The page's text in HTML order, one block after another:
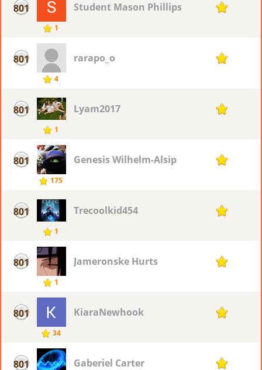
801
1
Student Mason Phillips 1
801
4
rarapo_o 1
801
1
Lyam2017 1
801
175
Genesis Wilhelm-Alsip 1
801
1
Trecoolkid454 1
801
1
Jameronske Hurts 1
801
34
KiaraNewhook 1
801 Gaberiel Carter 1